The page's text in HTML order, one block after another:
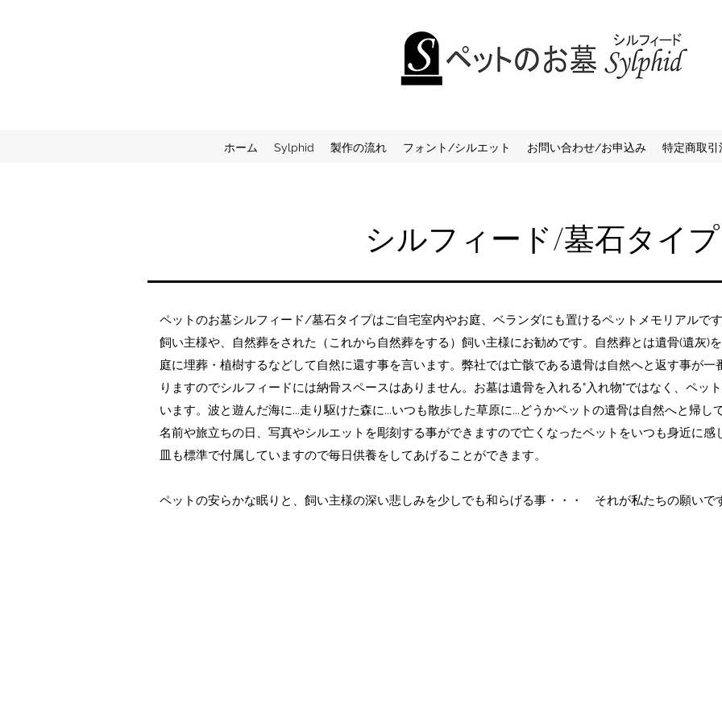
ホーム Sylphid 製作の流れ フォント/シルエット お問い合わせ/お申込み 特定商取引
シルフィード/墓石タイプ
ペットのお墓シルフィード/墓石タイプはご自宅室内やお庭、ベランダにも置けるペットメモリアルで
飼い主様や、自然葬をされた（これから自然葬をする）飼い主様にお勧めです。自然葬とは遺骨(遺灰)
庭に埋葬・植樹するなどして自然に還す事を言います。弊社では亡骸である遺骨は自然へと返す事が
りますのでシルフィードには納骨スペースはありません。お墓は遺骨を入れる"入れ物"ではなく、ペッ
います。波と遊んだ海に...走り駆けた森に...いつも散歩した草原に...どうかペットの遺骨は自然へと帰
名前や旅立ちの日、写真やシルエットを彫刻する事ができますので亡くなったペットをいつも身近に
皿も標準で付属していますので毎日供養をしてあげることができます。
ペットの安らかな眠りと、飼い主様の深い悲しみを少しでも和らげる事・・・ それが私たちの願いで